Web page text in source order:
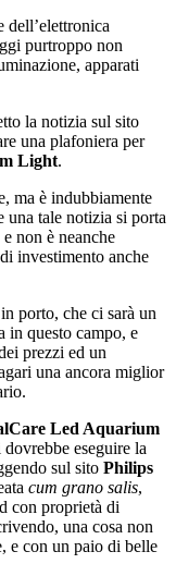
dell’elettronica
purtroppo non
apparati
la notizia sul sito
una plafoniera per
Light.
ma è indubbiamente
una tale notizia si porta
non è neanche
investimento anche
porto, che ci sarà un
in questo campo, e
prezzi ed un
una ancora miglior
Led Aquarium
eseguire la
sul sito Philips
cum grano salis,
con proprietà di
una cosa non
e con un paio di belle